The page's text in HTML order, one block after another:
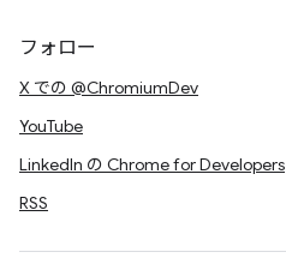
フォロー
X での @ChromiumDev
YouTube
LinkedIn の Chrome for Developers
RSS